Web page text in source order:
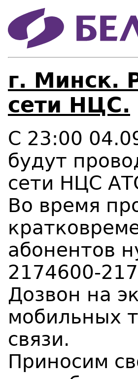
г. Минск.
сети НЦС.
С 23:00
будут
сети НЦС
Во время
абонентов
2174600-
Дозвон на
мобильных
связи.
Приносим